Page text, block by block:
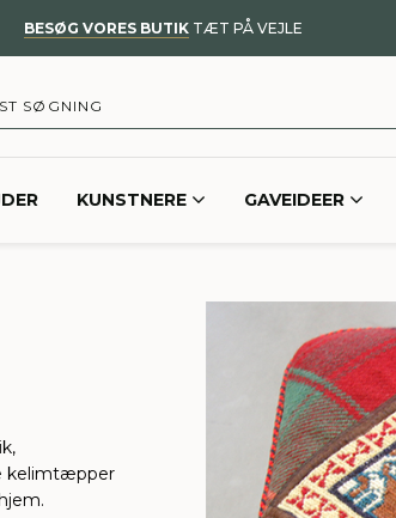
BESØG VORES BUTIK TÆT PÅ VEJLE
KUNSTNERE GAVEIDEER
kelimtæpper